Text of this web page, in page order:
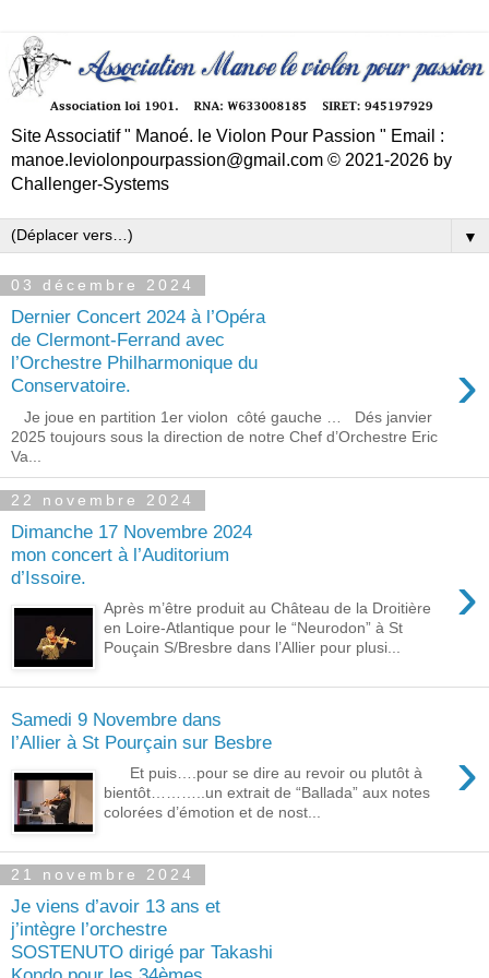
Site Associatif " Manoé. le Violon Pour Passion " Email :
manoe.leviolonpourpassion@gmail.com © 2021-2026 by
Challenger-Systems
▼
03 décembre 2024
Dernier Concert 2024 à l’Opéra
de Clermont-Ferrand avec
l’Orchestre Philharmonique du
Conservatoire.
›
Je joue en partition 1er violon côté gauche … Dés janvier
2025 toujours sous la direction de notre Chef d’Orchestre Eric
Va...
22 novembre 2024
Dimanche 17 Novembre 2024
mon concert à l’Auditorium
d’Issoire.
›
Après m’être produit au Château de la Droitière
en Loire-Atlantique pour le “Neurodon” à St
Pouçain S/Bresbre dans l’Allier pour plusi...
Samedi 9 Novembre dans
l’Allier à St Pourçain sur Besbre
›
Et puis….pour se dire au revoir ou plutôt à
bientôt………..un extrait de “Ballada” aux notes
colorées d’émotion et de nost...
21 novembre 2024
Je viens d’avoir 13 ans et
j’intègre l’orchestre
SOSTENUTO dirigé par Takashi